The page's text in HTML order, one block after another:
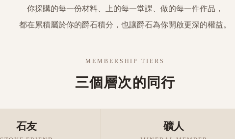
你採購的每一份材料、上的每一堂課、做的每一件作品，
都在累積屬於你的爵石積分，也讓爵石為你開啟更深的權益。
MEMBERSHIP TIERS
三個層次的同行
石友 礦人